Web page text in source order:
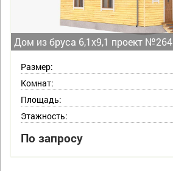
Дом из бруса 6,1х9,1 проект №264
Размер:
Комнат:
Площадь:
Этажность:
По запросу